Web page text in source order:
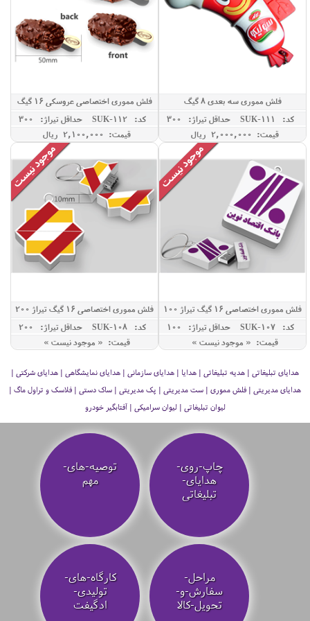
فلش مموری سه بعدی 8 گیگ
کد: SUK-111
حداقل تيراژ: 300
قیمت: 2,000,000 ريال
فلش مموری اختصاصی عروسکی 16 گیگ
کد: SUK-112
حداقل تيراژ: 300
قیمت: 2,100,000 ريال
فلش مموری اختصاصی 16 گیگ تیراژ 100
کد: SUK-107
حداقل تيراژ: 100
قیمت: « موجود نیست »
فلش مموری اختصاصی 16 گیگ تیراژ 200
کد: SUK-108
حداقل تيراژ: 200
قیمت: « موجود نیست »
هدایای تبلیغاتی | هدیه تبلیغاتی | هدایا | هدایای سازمانی | هدایای نمایشگاهی | هدایای شرکتی |
هدایای مدیریتی | فلش مموری | ست مدیریتی | پک مدیریتی | ساک دستی | فلاسک و تراول ماگ |
لیوان تبلیغاتی | لیوان سرامیکی | آفتابگیر خودرو
چاپ-روی-
هدایای-
تبلیغاتی
توصیه‌-های-
مهم
مراحل-
سفارش-و-
تحویل-کالا
کارگاه-های-
تولیدی-
ادگیفت